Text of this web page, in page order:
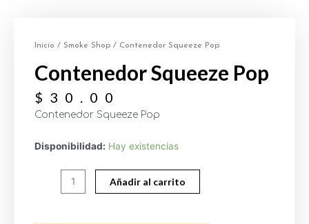
Inicio / Smoke Shop / Contenedor Squeeze Pop
Contenedor Squeeze Pop
$ 30.00
Contenedor Squeeze Pop
Disponibilidad: Hay existencias
Añadir al carrito